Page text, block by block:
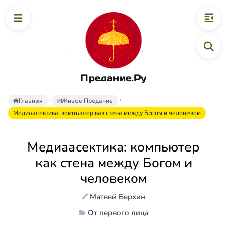
Предание.Ру
Главная
Живое Предание
Медиаасектика: компьютер как стена между Богом и человеком
Медиаасектика: компьютер
как стена между Богом и
человеком
Матвей Берхин
От первого лица